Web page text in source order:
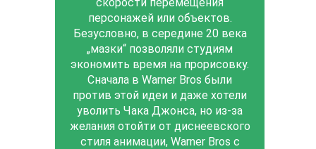
персонажей или объектов.
Безусловно, в середине 20 века
„мазки“ позволяли студиям
экономить время на прорисовку.
Сначала в Warner Bros были
против этой идеи и даже хотели
уволить Чака Джонса, но из-за
желания отойти от диснеевского
стиля анимации, Warner Bros с